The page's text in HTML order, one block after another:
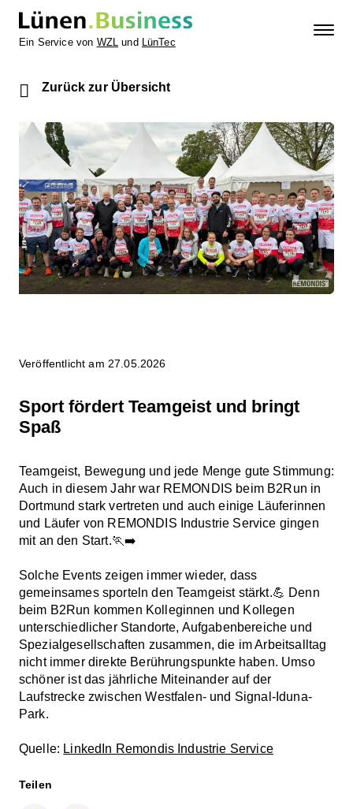
Ein Service von WZL und LünTec
Zurück zur Übersicht
Veröffentlicht am 27.05.2026
Sport fördert Teamgeist und bringt
Spaß
Teamgeist, Bewegung und jede Menge gute Stimmung:
Auch in diesem Jahr war REMONDIS beim B2Run in
Dortmund stark vertreten und auch einige Läuferinnen
und Läufer von REMONDIS Industrie Service gingen
mit an den Start.🏃‍➡️
Solche Events zeigen immer wieder, dass
gemeinsames sporteln den Teamgeist stärkt.💪 Denn
beim B2Run kommen Kolleginnen und Kollegen
unterschiedlicher Standorte, Aufgabenbereiche und
Spezialgesellschaften zusammen, die im Arbeitsalltag
nicht immer direkte Berührungspunkte haben. Umso
schöner ist das jährliche Miteinander auf der
Laufstrecke zwischen Westfalen- und Signal-Iduna-
Park.
Quelle: LinkedIn Remondis Industrie Service
Teilen